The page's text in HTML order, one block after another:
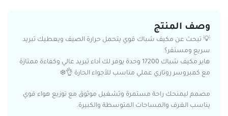
وصف المنتج
💡 تبحث عن مكيف شباك قوي يتحمل حرارة الصيف ويعطيك تبريد
سريع ومستقر؟
هاير مكيف شباك 17200 وحدة يوفر لك أداء تبريد عالي وكفاءة ممتازة
مع كمبروسر روتاري عملي مناسب للأجواء الحارة 👌❄️
مصمم ليمنحك راحة مستمرة وتشغيل موثوق مع توزيع هواء قوي
يناسب الغرف والمساحات المتوسطة والكبيرة.